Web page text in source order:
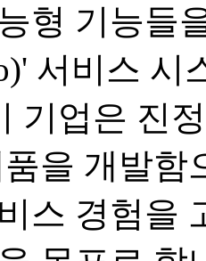
형 기능들
서비스
기업은 진
을 개발함
스 경험을